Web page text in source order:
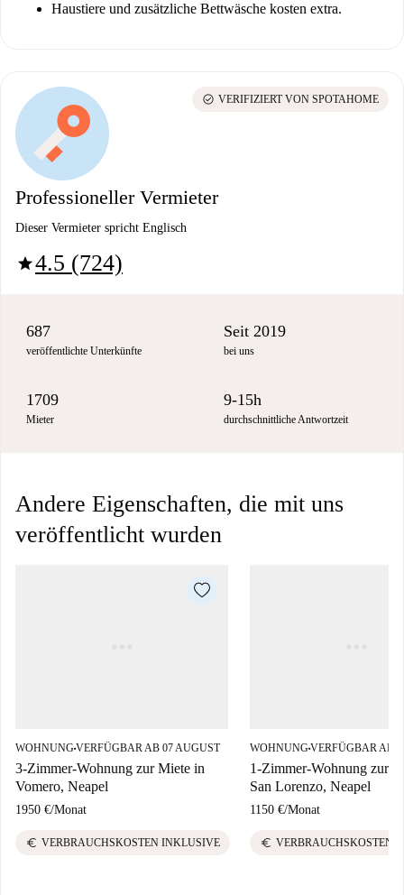
Haustiere und zusätzliche Bettwäsche kosten extra.
Professioneller Vermieter
Dieser Vermieter spricht Englisch
star4.5 (724)
check_circle VERIFIZIERT VON SPOTAHOME
687
veröffentlichte Unterkünfte
Seit 2019
bei uns
1709
Mieter
9-15h
durchschnittliche Antwortzeit
Andere Eigenschaften, die mit uns
veröffentlicht wurden
WOHNUNG■VERFÜGBAR AB 07 AUGUST
3-Zimmer-Wohnung zur Miete in
Vomero, Neapel
1950 €/Monat
euro VERBRAUCHSKOSTEN INKLUSIVE
WOHNUNG■VERFÜGBAR AB
1-Zimmer-Wohnung zur
San Lorenzo, Neapel
1150 €/Monat
euro VERBRAUCHSKOSTEN